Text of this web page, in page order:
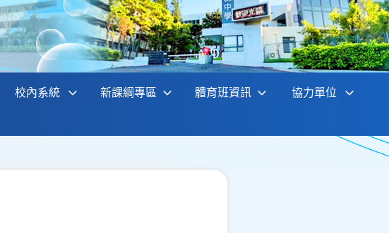
校內系統 新課綱專區 體育班資訊 協力單位